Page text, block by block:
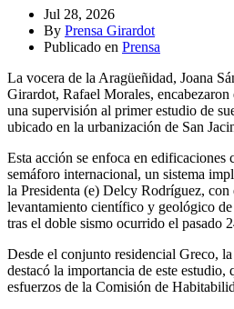
Jul 28, 2026
By Prensa Girardot
Publicado en Prensa
La vocera de la Aragüeñidad, Joana
Girardot, Rafael Morales,
una supervisión al primer estudio de
ubicado en la urbanización de San
Esta acción se enfoca en edificaciones
semáforo internacional, un sistema
la Presidenta (e) Delcy Rodríguez,
levantamiento científico y geológico de
tras el doble sismo ocurrido el pasado
Desde el conjunto residencial Greco,
destacó la importancia de este estudio,
esfuerzos de la Comisión de